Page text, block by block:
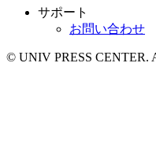
サポート
お問い合わせ
© UNIV PRESS CENTER.